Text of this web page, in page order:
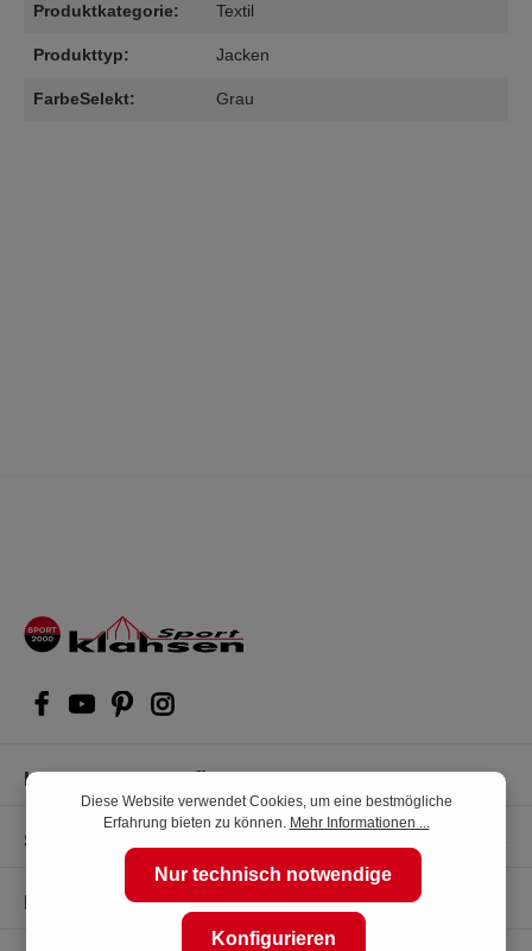
Produktkategorie: Textil
Produkttyp: Jacken
FarbeSelekt: Grau
Kompetente Kaufberatung
Shop Service
Informationen
Diese Website verwendet Cookies, um eine bestmögliche
Erfahrung bieten zu können. Mehr Informationen ...
Nur technisch notwendige
Konfigurieren